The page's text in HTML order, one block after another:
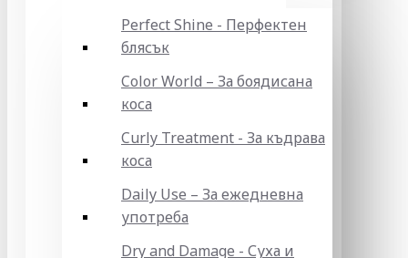
Perfect Shine - Перфектен
блясък
Color World – За боядисана
коса
Curly Treatment - За къдрава
коса
Daily Use – За ежедневна
употреба
Dry and Damage - Суха и